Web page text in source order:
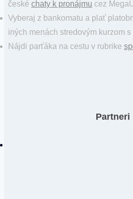
české chaty k pronájmu cez
Vyberaj z bankomatu a plať
iných menách stredovým kurzom s
Nájdi parťáka na cestu v rubrike
Partneri